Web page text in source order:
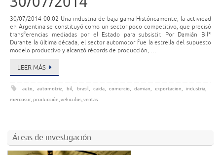
30/07/2014 00:02 Una industria de baja gama Históricamente, la actividad
en Argentina se constituyó como un sector poco competitivo, que precisó
transferencias mediadas por el Estado para subsistir. Por Damián Bil*
Durante la última década, el sector automotor fue la estrella del supuesto
modelo productivo y alcanzó récords de producción, …
LEER MÁS
auto,automotriz, bil, brasil, caida, comercio, damian, exportacion,industria,
mercosur, producción,vehiculos,ventas
Áreas de investigación